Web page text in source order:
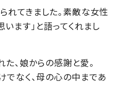
れてきました。素敵な女性
ます」と語ってくれまし
、娘からの感謝と愛。
でなく、母の心の中まであ